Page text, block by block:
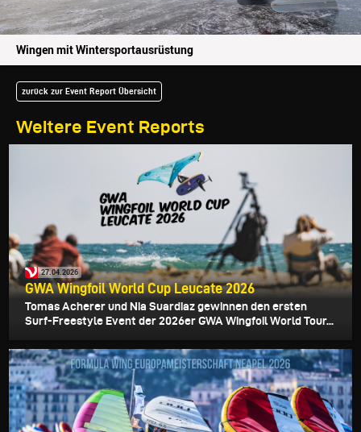
Wingen mit Wintersportausrüstung
Weitere Event Reports
zurück zur Event Report Übersicht
27.04.2026
GWA Wingfoil World Cup Leucate 2026
Tomas Acherer und Nia Suardiaz gewinnen den ersten
Surf-Freestyle Event der 2026er GWA Wingfoil World Tour...